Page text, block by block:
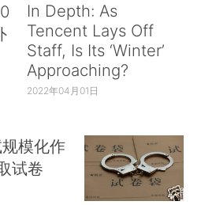
In Depth: As
Tencent Lays Off
Staff, Is Its ‘Winter’
Approaching?
2022年04月01日
模化作
试卷